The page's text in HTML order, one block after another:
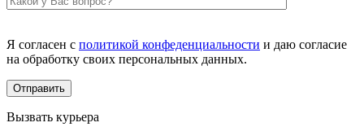
Я согласен с политикой конфеденциальности и даю согласие
на обработку своих персональных данных.
Вызвать курьера